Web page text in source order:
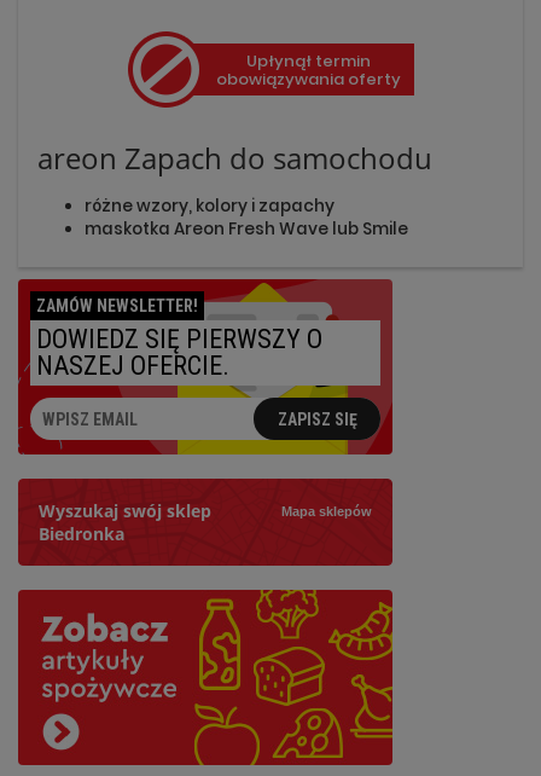
Upłynął termin
obowiązywania oferty
areon Zapach do samochodu
różne wzory, kolory i zapachy
maskotka Areon Fresh Wave lub Smile
ZAMÓW NEWSLETTER!
DOWIEDZ SIĘ PIERWSZY O
NASZEJ OFERCIE.
ZAPISZ SIĘ
Wyszukaj swój sklep
Biedronka
Mapa sklepów
Szukaj
Najbliższy: